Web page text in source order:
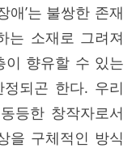
애’는 불쌍한 존재
는 소재로 그려져
이 향유할 수 있는
정되곤 한다. 우리
등한 창작자로서
을 구체적인 방식